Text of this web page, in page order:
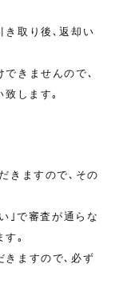
き取り後､返却い
できませんので､
します｡
きますので､その
｣で審査が通らな
す｡
きますので､必ず